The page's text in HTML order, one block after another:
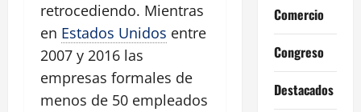
retrocediendo. Mientras
en Estados Unidos entre
2007 y 2016 las
empresas formales de
menos de 50 empleados
Comercio
Congreso
Destacados